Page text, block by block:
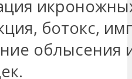
ботокс,
облысения